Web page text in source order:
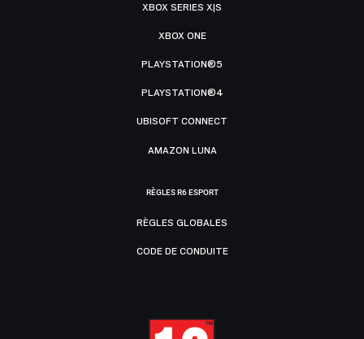
XBOX SERIES X|S
XBOX ONE
PLAYSTATION®5
PLAYSTATION®4
UBISOFT CONNECT
AMAZON LUNA
RÈGLES R6 ESPORT
RÈGLES GLOBALES
CODE DE CONDUITE